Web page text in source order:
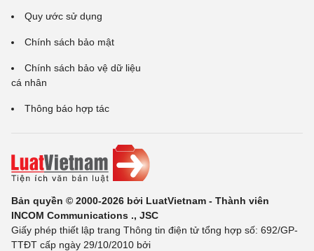
Quy ước sử dụng
Chính sách bảo mật
Chính sách bảo vệ dữ liệu
cá nhân
Thông báo hợp tác
Bản quyền © 2000-2026 bởi LuatVietnam - Thành viên
INCOM Communications ., JSC
Giấy phép thiết lập trang Thông tin điện tử tổng hợp số: 692/GP-
TTĐT cấp ngày 29/10/2010 bởi